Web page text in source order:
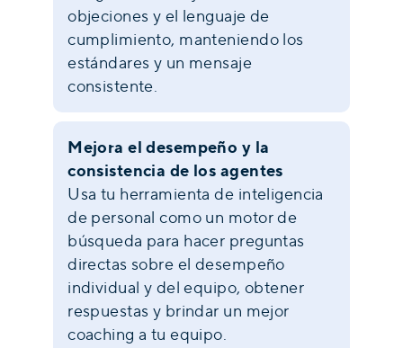
objeciones y el lenguaje de
cumplimiento, manteniendo los
estándares y un mensaje
consistente.
Mejora el desempeño y la
consistencia de los agentes
Usa tu herramienta de inteligencia
de personal como un motor de
búsqueda para hacer preguntas
directas sobre el desempeño
individual y del equipo, obtener
respuestas y brindar un mejor
coaching a tu equipo.